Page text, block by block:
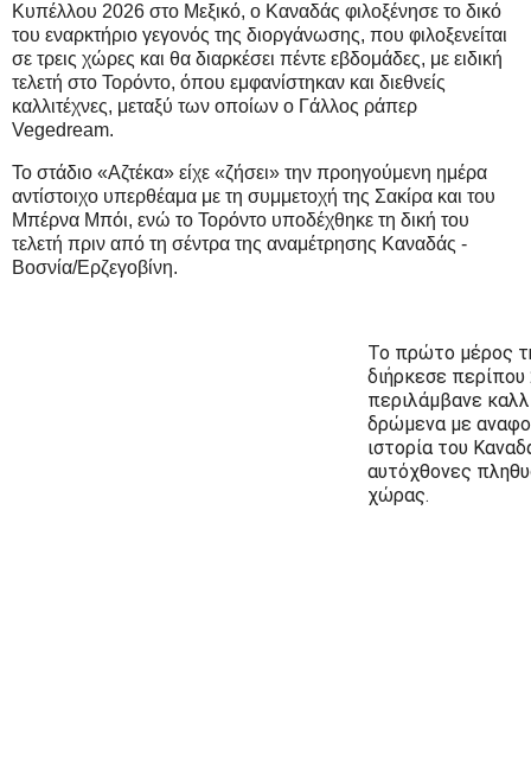
Κυπέλλου 2026 στο Μεξικό, ο Καναδάς φιλοξένησε το δικό
του εναρκτήριο γεγονός της διοργάνωσης, που φιλοξενείται
σε τρεις χώρες και θα διαρκέσει πέντε εβδομάδες, με ειδική
τελετή στο Τορόντο, όπου εμφανίστηκαν και διεθνείς
καλλιτέχνες, μεταξύ των οποίων ο Γάλλος ράπερ
Vegedream.
Το στάδιο «Αζτέκα» είχε «ζήσει» την προηγούμενη ημέρα
αντίστοιχο υπερθέαμα με τη συμμετοχή της Σακίρα και του
Μπέρνα Μπόι, ενώ το Τορόντο υποδέχθηκε τη δική του
τελετή πριν από τη σέντρα της αναμέτρησης Καναδάς -
Βοσνία/Ερζεγοβίνη.
Το πρώτο μέρος
διήρκεσε
περιλάμβανε
δρώμενα με
ιστορία του
αυτόχθονες
χώρας.